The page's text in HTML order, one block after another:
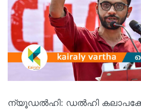
ന്യൂഡൽഹി: ഡൽഹി